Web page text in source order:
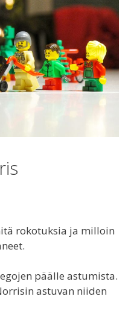
rokotuksia ja milloin
päälle astumista.
astuvan niiden